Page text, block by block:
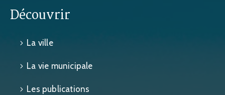
Découvrir
La ville
La vie municipale
Les publications